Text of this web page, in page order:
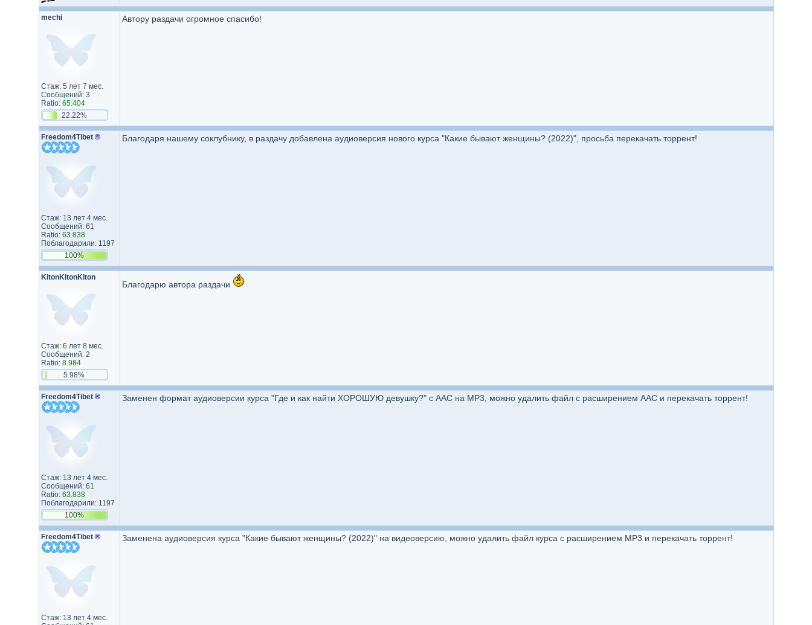
mechi
Стаж: 5 лет 7 мес.
Сообщений: 3
Ratio: 65.404
22.22%
Автору раздачи огромное спасибо!
Freedom4Tibet ®
Стаж: 13 лет 4 мес.
Сообщений: 61
Ratio: 63.838
Поблагодарили: 1197
100%
Благодаря нашему соклубнику, в раздачу добавлена аудиоверсия нового курса "Какие бывают женщины? (2022)", просьба перекачать торрент!
KitonKitonKiton
Стаж: 6 лет 8 мес.
Сообщений: 2
Ratio: 8.984
5.98%
Благодарю автора раздачи
Freedom4Tibet ®
Стаж: 13 лет 4 мес.
Сообщений: 61
Ratio: 63.838
Поблагодарили: 1197
100%
Заменен формат аудиоверсии курса "Где и как найти ХОРОШУЮ девушку?" с AAC на MP3, можно удалить файл с расширением AAC и перекачать торрент!
Freedom4Tibet ®
Стаж: 13 лет 4 мес.
Заменена аудиоверсия курса "Какие бывают женщины? (2022)" на видеоверсию, можно удалить файл курса с расширением MP3 и перекачать торрент!